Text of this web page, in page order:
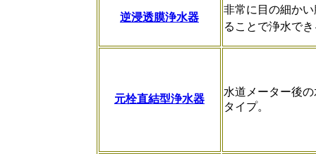
逆浸透膜浄水器
非常に目の細か
ることで浄水で
元栓直結型浄水器
水道メーター後
タイプ。